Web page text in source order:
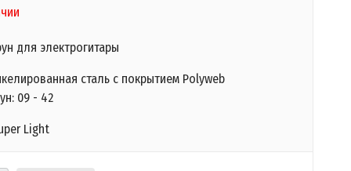
для электрогитары
сталь с покрытием Polyweb
09 - 42
Light